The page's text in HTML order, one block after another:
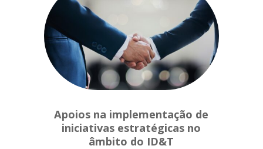
Apoios na implementação de
iniciativas estratégicas no
âmbito do ID&T